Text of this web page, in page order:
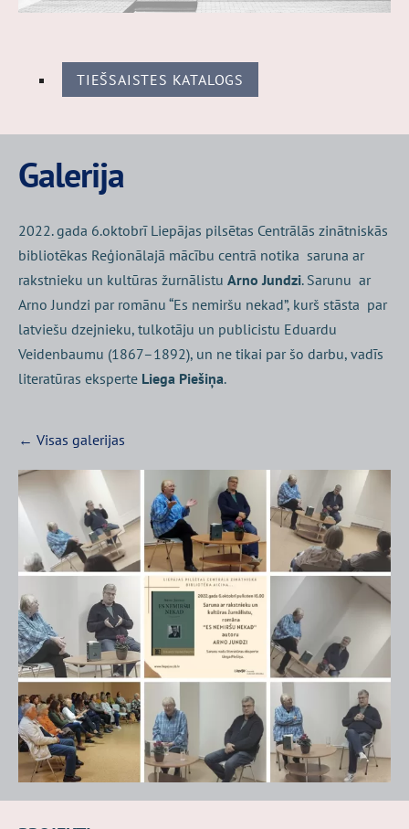
TIEŠSAISTES KATALOGS
Galerija
2022. gada 6.oktobrī Liepājas pilsētas Centrālās zinātniskās
bibliotēkas Reģionālajā mācību centrā notika saruna ar
rakstnieku un kultūras žurnālistu Arno Jundzi. Sarunu ar
Arno Jundzi par romānu “Es nemiršu nekad”, kurš stāsta par
latviešu dzejnieku, tulkotāju un publicistu Eduardu
Veidenbaumu (1867–1892), un ne tikai par šo darbu, vadīs
literatūras eksperte Liega Piešiņa.
Visas galerijas